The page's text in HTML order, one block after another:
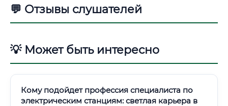
💬 Отзывы слушателей
💡 Может быть интересно
Кому подойдет профессия специалиста по
электрическим станциям: светлая карьера в